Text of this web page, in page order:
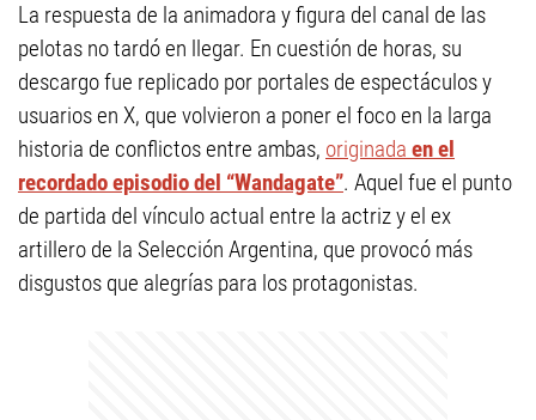
La respuesta de la animadora y figura del canal de las
pelotas no tardó en llegar. En cuestión de horas, su
descargo fue replicado por portales de espectáculos y
usuarios en X, que volvieron a poner el foco en la larga
historia de conflictos entre ambas, originada en el
recordado episodio del “Wandagate”. Aquel fue el punto
de partida del vínculo actual entre la actriz y el ex
artillero de la Selección Argentina, que provocó más
disgustos que alegrías para los protagonistas.